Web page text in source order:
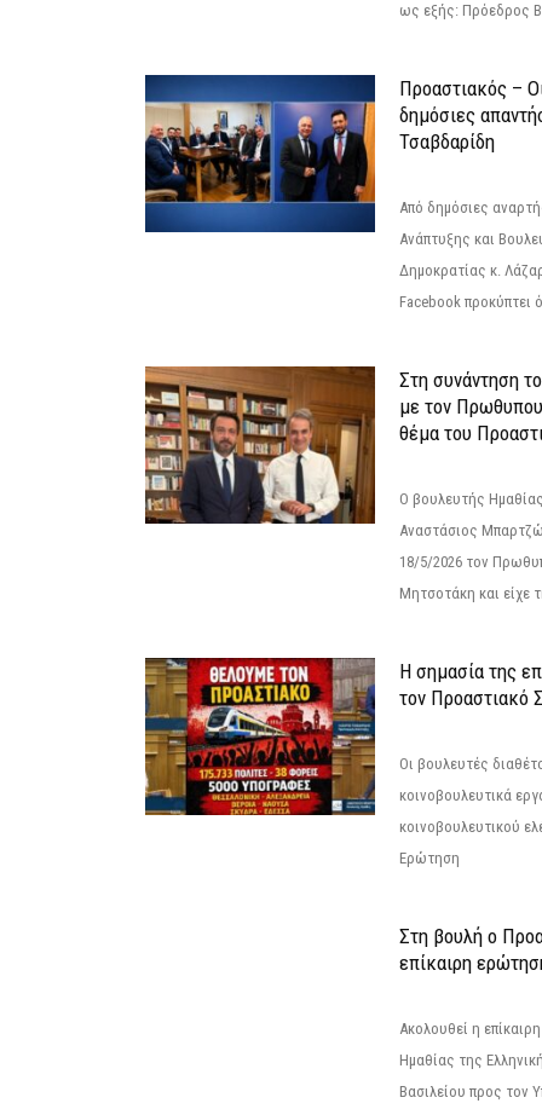
ως εξής: Πρόεδρος
Προαστιακός –
δημόσιες
Τσαβδαρίδη
Από δημόσιες
Ανάπτυξης και
Δημοκρατίας κ.
Facebook προκύπτει
Στη συνάντηση
με τον
θέμα του
Ο βουλευτής
Αναστάσιος
18/5/2026 τον
Μητσοτάκη και είχε
Η σημασία της
τον Προαστιακό
Οι βουλευτές
κοινοβουλευτικά
κοινοβουλευτικού
Ερώτηση
Στη βουλή ο
επίκαιρη
Ακολουθεί η
Ημαθίας της
Βασιλείου προς τον